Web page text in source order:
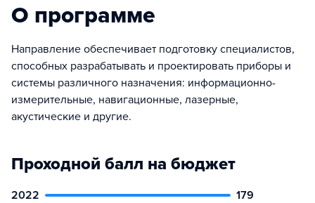
О программе
Направление обеспечивает подготовку специалистов,
способных разрабатывать и проектировать приборы и
системы различного назначения: информационно-
измерительные, навигационные, лазерные,
акустические и другие.
Проходной балл на бюджет
2022
179